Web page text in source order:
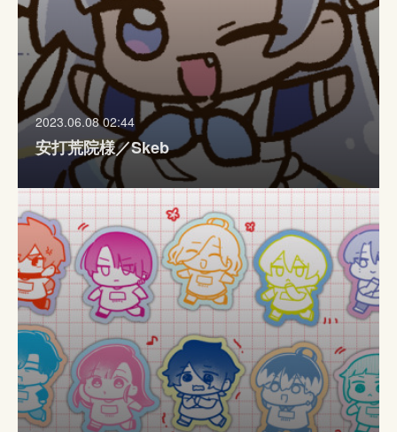
2023.06.08 02:44
安打荒院様／Skeb